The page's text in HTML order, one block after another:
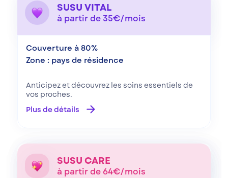
SUSU VITAL
à partir de 35€/mois
Couverture à 80%
Zone : pays de résidence
Anticipez et découvrez les soins essentiels de
vos proches.
Plus de détails
arrow_forward
SUSU CARE
à partir de 64€/mois